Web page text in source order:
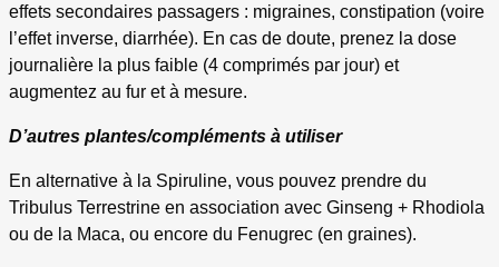
effets secondaires passagers : migraines, constipation (voire
l’effet inverse, diarrhée). En cas de doute, prenez la dose
journalière la plus faible (4 comprimés par jour) et
augmentez au fur et à mesure.
D’autres plantes/compléments à utiliser
En alternative à la Spiruline, vous pouvez prendre du
Tribulus Terrestrine en association avec Ginseng + Rhodiola
ou de la Maca, ou encore du Fenugrec (en graines).